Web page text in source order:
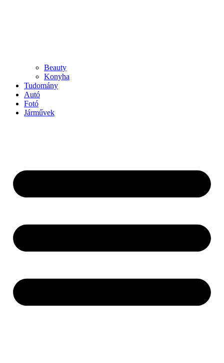
Beauty
Konyha
Tudomány
Autó
Fotó
Járművek